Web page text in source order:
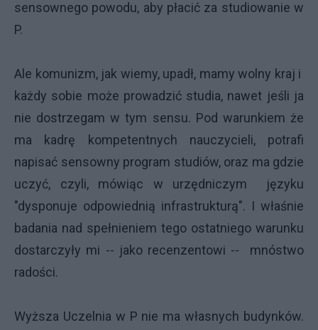
sensownego powodu, aby płacić za studiowanie w
P.
Ale komunizm, jak wiemy, upadł, mamy wolny kraj i
każdy sobie może prowadzić studia, nawet jeśli ja
nie dostrzegam w tym sensu. Pod warunkiem że
ma kadrę kompetentnych nauczycieli, potrafi
napisać sensowny program studiów, oraz ma gdzie
uczyć, czyli, mówiąc w urzędniczym języku
"dysponuje odpowiednią infrastrukturą". I właśnie
badania nad spełnieniem tego ostatniego warunku
dostarczyły mi -- jako recenzentowi -- mnóstwo
radości.
Wyższa Uczelnia w P nie ma własnych budynków.